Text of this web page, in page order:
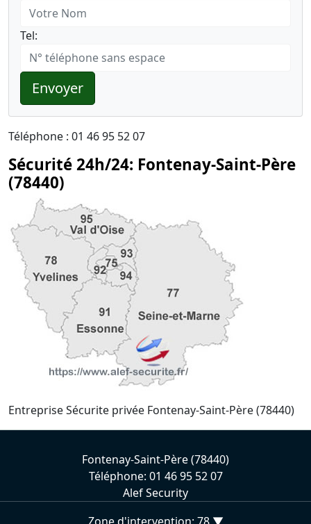
Tel:
Envoyer
Téléphone : 01 46 95 52 07
Sécurité 24h/24: Fontenay-Saint-Père
(78440)
Entreprise Sécurite privée Fontenay-Saint-Père (78440)
Fontenay-Saint-Père (78440)
Téléphone: 01 46 95 52 07
Alef Security